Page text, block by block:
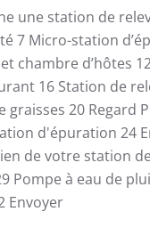
une station de
7 Micro-station
chambre d’hôtes
16 Station de
graisses 20 Regard
d'épuration 24
de votre station
Pompe à eau de
Envoyer